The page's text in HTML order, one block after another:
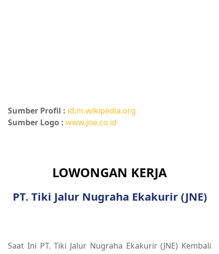
Sumber Profil : id.m.wikipedia.org
Sumber Logo : www.jne.co.id
LOWONGAN KERJA
PT. Tiki Jalur Nugraha Ekakurir (JNE)
Saat Ini PT. Tiki Jalur Nugraha Ekakurir (JNE) Kembali